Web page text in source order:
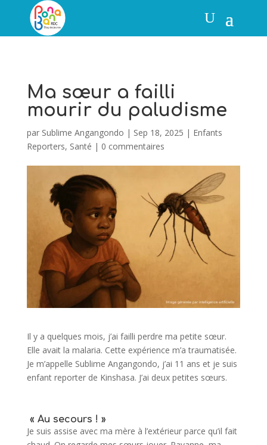
Ma sœur a failli
mourir du paludisme
par Sublime Angangondo | Sep 18, 2025 | Enfants
Reporters, Santé | 0 commentaires
Il y a quelques mois, j’ai failli perdre ma petite sœur.
Elle avait la malaria. Cette expérience m’a traumatisée.
Je m’appelle Sublime Angangondo, j’ai 11 ans et je suis
enfant reporter de Kinshasa. J’ai deux petites sœurs.
« Au secours ! »
Je suis assise avec ma mère à l’extérieur parce qu’il fait